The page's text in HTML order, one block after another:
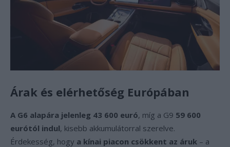
Árak és elérhetőség Európában
A G6 alapára jelenleg 43 600 euró, míg a G9 59 600
eurótól indul, kisebb akkumulátorral szerelve.
Érdekesség, hogy a kínai piacon csökkent az áruk – a